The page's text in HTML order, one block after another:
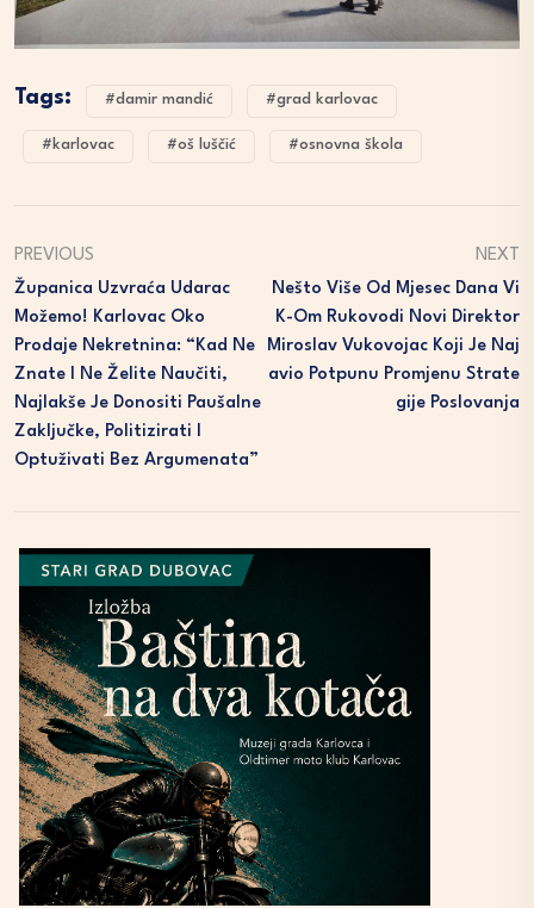
Tags: #damir mandić #grad karlovac
#karlovac #oš luščić #osnovna škola
PREVIOUS
Županica Uzvraća Udarac
Možemo! Karlovac Oko
Prodaje Nekretnina: “Kad Ne
Znate I Ne Želite Naučiti,
Najlakše Je Donositi Paušalne
Zaključke, Politizirati I
Optuživati Bez Argumenata”
NEXT
Nešto Više Od Mjesec Dana Vi
K-Om Rukovodi Novi Direktor
Miroslav Vukovojac Koji Je Naj
Avio Potpunu Promjenu Strate
Gije Poslovanja